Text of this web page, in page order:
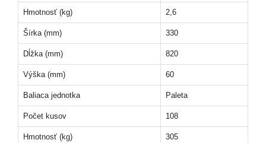
Hmotnosť (kg) 2,6
Šírka (mm) 330
Dĺžka (mm) 820
Výška (mm) 60
Baliaca jednotka Paleta
Počet kusov 108
Hmotnosť (kg) 305